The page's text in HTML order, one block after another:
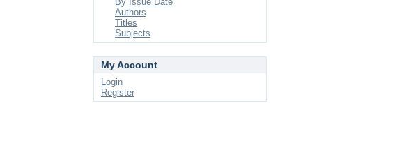
Authors
Titles
Subjects
My Account
Login
Register